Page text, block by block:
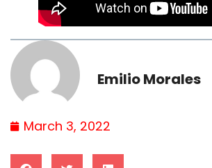
Emilio Morales
March 3, 2022